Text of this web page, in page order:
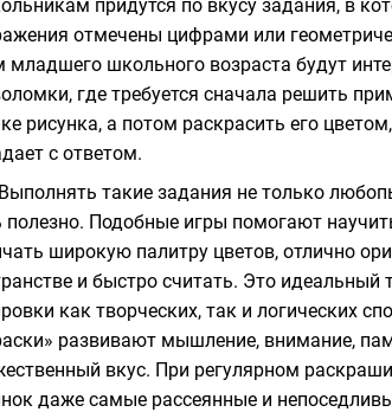
придутся по вкусу задания, в
отмечены цифрами или
младшего школьного возраста будут
где требуется сначала решить
рисунка, а потом раскрасить его
с ответом.
Выполнять такие задания не только
полезно. Подобные игры помогают
широкую палитру цветов, отлично
и быстро считать. Это идеальный
как творческих, так и логических
развивают мышление, внимание,
вкус. При регулярном
даже самые рассеянные и